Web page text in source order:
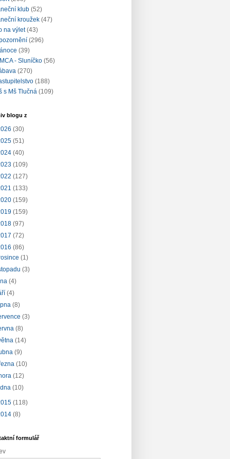
klub (52)
kroužek (47)
na výlet (43)
(296)
(39)
- Sluníčko (56)
(270)
(188)
s Mš Tlučná (109)
blogu z
(30)
(51)
(40)
(109)
(127)
(133)
(159)
(159)
(97)
(72)
(86)
(1)
(3)
(4)
(4)
(8)
(3)
(8)
(14)
(9)
(10)
(12)
(10)
(118)
(8)
formulář